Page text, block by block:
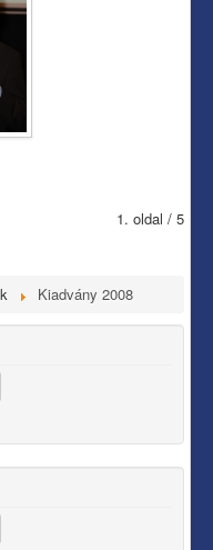
1. oldal / 5
Kiadvány 2008